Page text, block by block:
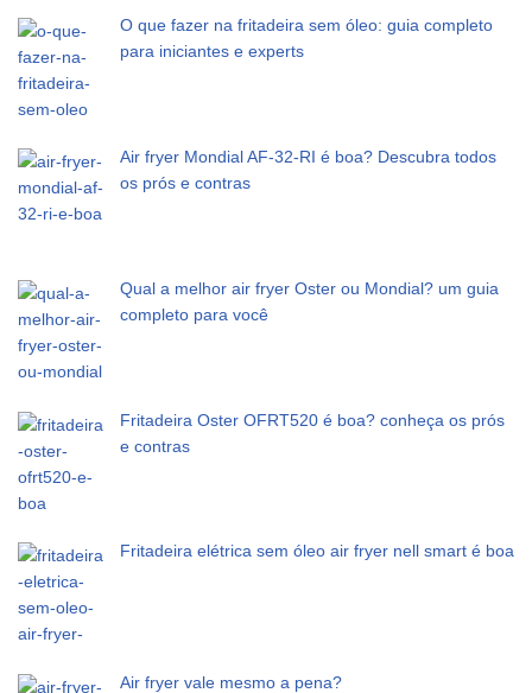
O que fazer na fritadeira sem óleo: guia completo
para iniciantes e experts
Air fryer Mondial AF-32-RI é boa? Descubra todos
os prós e contras
Qual a melhor air fryer Oster ou Mondial? um guia
completo para você
Fritadeira Oster OFRT520 é boa? conheça os prós
e contras
Fritadeira elétrica sem óleo air fryer nell smart é boa
Air fryer vale mesmo a pena?